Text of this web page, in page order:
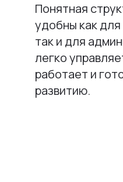
Понятная
удобны как
так и для
легко
работает и
развитию.